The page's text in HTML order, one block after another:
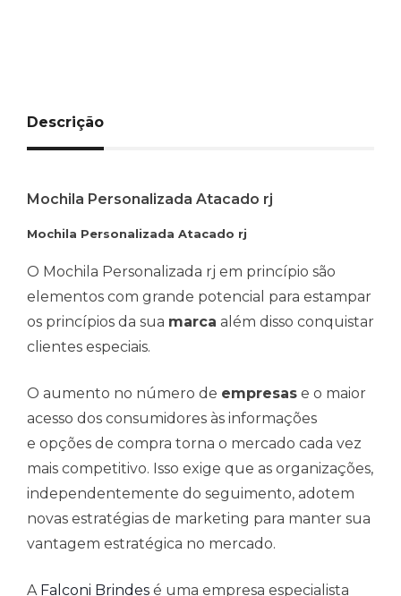
Descrição
Mochila Personalizada Atacado rj
Mochila Personalizada Atacado rj
O Mochila Personalizada rj em princípio são
elementos com grande potencial para estampar
os princípios da sua marca além disso conquistar
clientes especiais.
O aumento no número de empresas e o maior
acesso dos consumidores às informações
e opções de compra torna o mercado cada vez
mais competitivo. Isso exige que as organizações,
independentemente do seguimento, adotem
novas estratégias de marketing para manter sua
vantagem estratégica no mercado.
A Falconi Brindes é uma empresa especialista